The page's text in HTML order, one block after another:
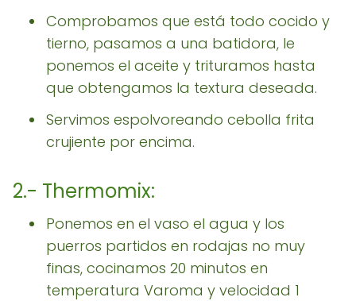
Comprobamos que está todo cocido y
tierno, pasamos a una batidora, le
ponemos el aceite y trituramos hasta
que obtengamos la textura deseada.
Servimos espolvoreando cebolla frita
crujiente por encima.
2.- Thermomix:
Ponemos en el vaso el agua y los
puerros partidos en rodajas no muy
finas, cocinamos 20 minutos en
temperatura Varoma y velocidad 1